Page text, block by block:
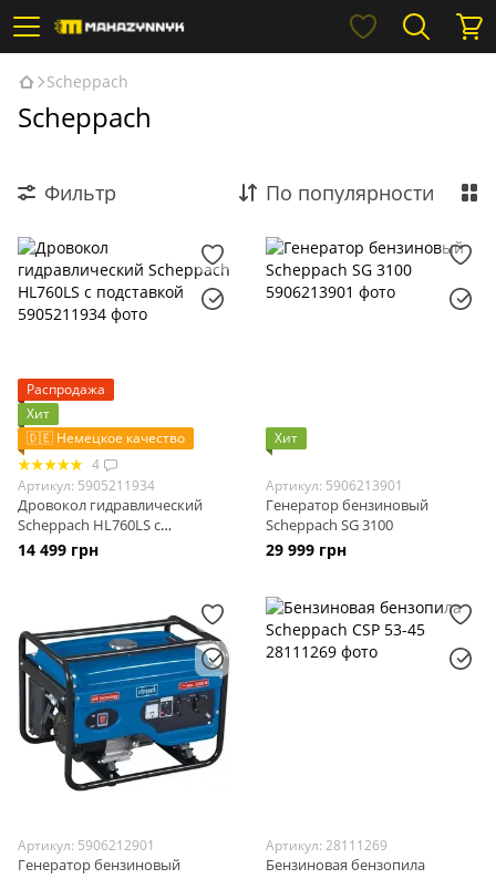
Scheppach
Scheppach
Фильтр По популярности
Распродажа
Хит
🇩🇪 Немецкое качество
4
Артикул: 5905211934
Дровокол гидравлический
Scheppach HL760LS с
подставкой
14 499 грн
Хит
Артикул: 5906213901
Генератор бензиновый
Scheppach SG 3100
29 999 грн
Артикул: 5906212901
Генератор бензиновый
Артикул: 28111269
Бензиновая бензопила